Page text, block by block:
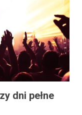
dni pełne